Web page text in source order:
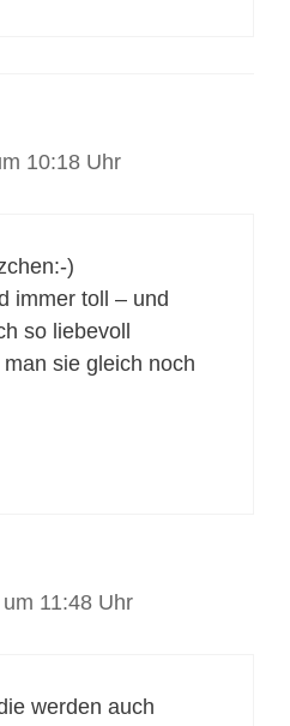
10:18 Uhr
)
immer toll – und
so liebevoll
sie gleich noch
11:48 Uhr
werden auch